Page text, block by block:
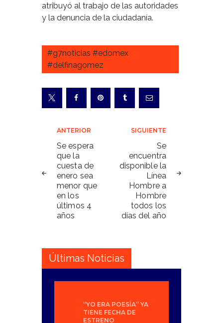
atribuyó al trabajo de las autoridades
y la denuncia de la ciudadanía.
#g7noticias #edomex
#delfinagomez
Navegación
de
entradas
ANTERIOR
Se espera
que la
cuesta de
enero sea
menor que
en los
últimos 4
años
SIGUIENTE
Se
encuentra
disponible la
Línea
Hombre a
Hombre
todos los
días del año
Últimas Noticias
“YO ERA POESÍA” YA
TIENE FECHA DE
ESTRENO